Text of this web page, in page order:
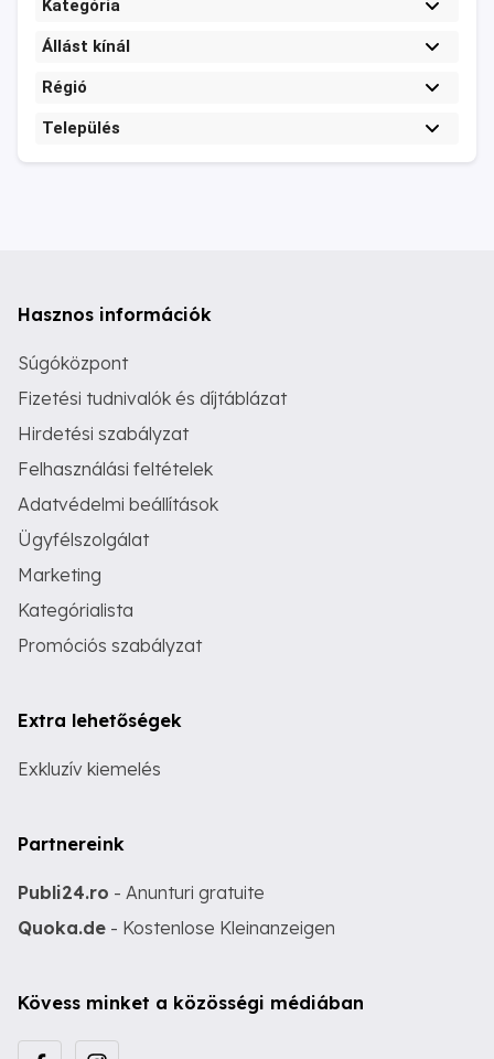
Kategória
Állást kínál
Régió
Település
Hasznos információk
Súgóközpont
Fizetési tudnivalók és díjtáblázat
Hirdetési szabályzat
Felhasználási feltételek
Adatvédelmi beállítások
Ügyfélszolgálat
Marketing
Kategórialista
Promóciós szabályzat
Extra lehetőségek
Exkluzív kiemelés
Partnereink
Publi24.ro - Anunturi gratuite
Quoka.de - Kostenlose Kleinanzeigen
Kövess minket a közösségi médiában